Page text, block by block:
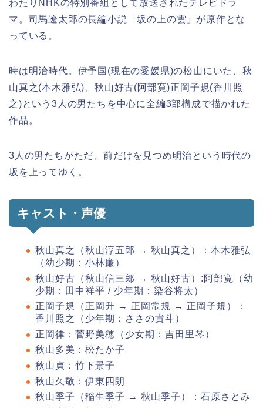
わたりNHKの特別番組として放送されたテレビドラ
マ。司馬遼太郎の長編小説「坂の上の雲」が原作とな
っている。
時は明治時代。伊予国(現在の愛媛県)の松山にいた、秋
山真之(本木雅弘)、秋山好古(阿部寛)正岡子規(香川照
之)という3人の男たちを中心に全編3部構成で描かれた
作品。
3人の男たちがただ、前だけを見つめ明治という時代の
坂を上ってゆく。
キャスト・声優
秋山真之（秋山淳五郎 → 秋山真之）：本木雅弘
（幼少期：小林廉）
秋山好古（秋山信三郎 → 秋山好古）:阿部寛（幼
少期：田中祥平 / 少年期：染谷将太）
正岡子規（正岡升 → 正岡常規 → 正岡子規）：
香川照之（少年期：ささの貴斗）
正岡律：菅野美穂（少女期：吉田里琴）
秋山多美：松たか子
秋山貞：竹下景子
秋山久敬：伊東四朗
秋山季子（稲生季子 → 秋山季子）：石原さとみ